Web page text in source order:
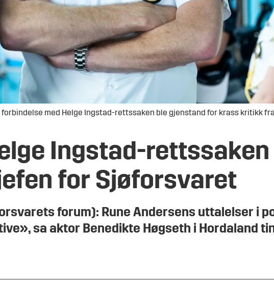
i forbindelse med Helge Ingstad-rettssaken ble gjenstand for krass kritikk
Ingstad-
for Sjøforsvaret
forum): Rune Andersens uttalelser i
sa aktor Benedikte Høgseth i Hordaland